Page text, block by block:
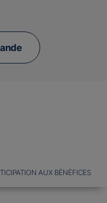
AUX BÉNÉFICES